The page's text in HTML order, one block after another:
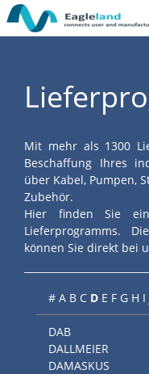
Mit mehr als 1300
Beschaffung Ihres
über Kabel, Pumpen,
Zubehör.
Hier finden Sie
Lieferprogramms.
können Sie direkt bei
# A B C D E F G H I
DAB
DALLMEIER
DAMASKUS